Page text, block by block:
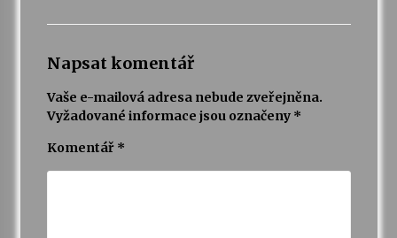
Napsat komentář
Vaše e-mailová adresa nebude zveřejněna.
Vyžadované informace jsou označeny *
Komentář *